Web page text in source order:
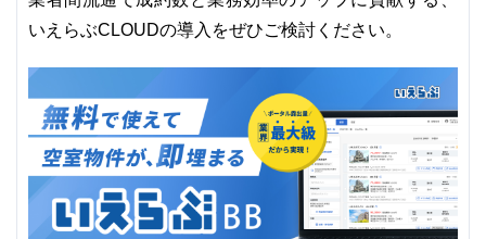
いえらぶCLOUDの導入をぜひご検討ください。